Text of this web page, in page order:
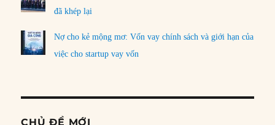
đã khép lại
Nợ cho kẻ mộng mơ: Vốn vay chính sách và giới hạn của
việc cho startup vay vốn
CHỦ ĐỀ MỚI